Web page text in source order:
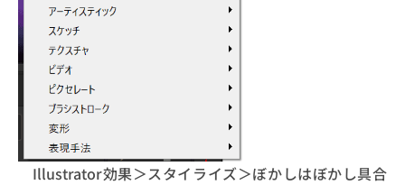
Illustrator効果＞スタイライズ＞ぼかしはぼかし具合